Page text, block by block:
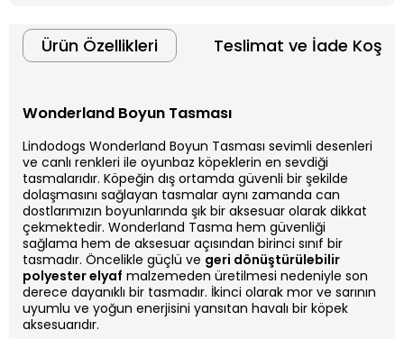
Ürün Özellikleri Teslimat ve İade
Wonderland Boyun Tasması
Lindodogs Wonderland Boyun Tasması sevimli desenleri
ve canlı renkleri ile oyunbaz köpeklerin en sevdiği
tasmalarıdır. Köpeğin dış ortamda güvenli bir şekilde
dolaşmasını sağlayan tasmalar aynı zamanda can
dostlarımızın boyunlarında şık bir aksesuar olarak dikkat
çekmektedir. Wonderland Tasma hem güvenliği
sağlama hem de aksesuar açısından birinci sınıf bir
tasmadır. Öncelikle güçlü ve geri dönüştürülebilir
polyester elyaf malzemeden üretilmesi nedeniyle son
derece dayanıklı bir tasmadır. İkinci olarak mor ve sarının
uyumlu ve yoğun enerjisini yansıtan havalı bir köpek
aksesuarıdır.